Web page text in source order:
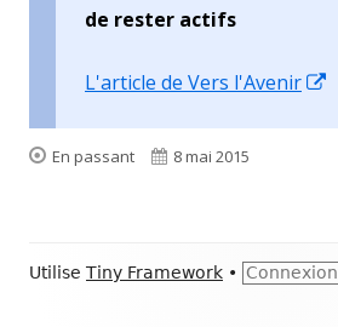
de rester actifs
L'article de Vers l'Avenir
Format
En passant
Publié
8 mai 2015
Contenu
Utilise Tiny Framework • Connexion